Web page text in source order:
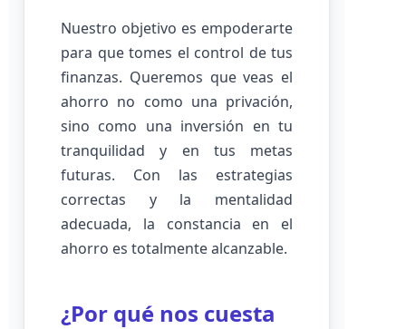
Nuestro objetivo es empoderarte
para que tomes el control de tus
finanzas. Queremos que veas el
ahorro no como una privación,
sino como una inversión en tu
tranquilidad y en tus metas
futuras. Con las estrategias
correctas y la mentalidad
adecuada, la constancia en el
ahorro es totalmente alcanzable.
¿Por qué nos cuesta